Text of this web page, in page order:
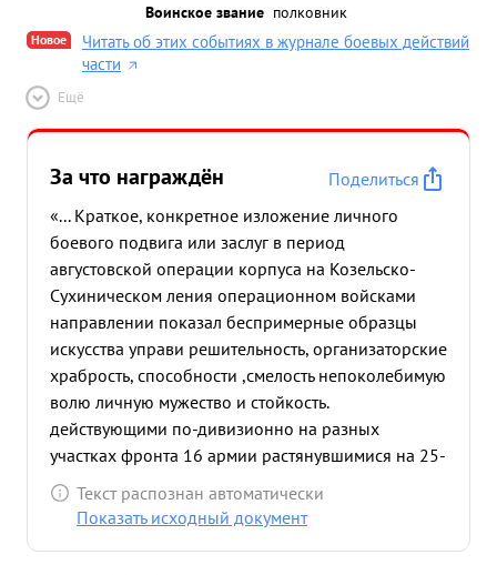
Воинское звание полковник
Новое
Читать об этих событиях в журнале боевых действий
части
Ещё
За что награждён
Поделиться
«... Краткое, конкретное изложение личного
боевого подвига или заслуг в период
августовской операции корпуса на Козельско-
Сухиническом ления операционном войсками
направлении показал беспримерные образцы
искусства управи решительность, организаторские
храбрость, способности ,смелость непоколебимую
волю личную мужество и стойкость.
действующими по-дивизионно на разных
участках фронта 16 армии растянувшимися на 25-
30 км, благодаря своему умению и проявленной
энергии обеспечил командованию корпуса
Текст распознан автоматически
Показать исходный документ